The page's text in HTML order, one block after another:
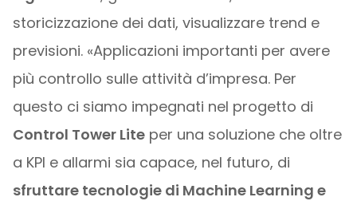
storicizzazione dei dati, visualizzare trend e
previsioni. «Applicazioni importanti per avere
più controllo sulle attività d’impresa. Per
questo ci siamo impegnati nel progetto di
Control Tower Liteper una soluzione che oltre
a KPI e allarmi sia capace, nel futuro, di
sfruttare tecnologie di Machine Learning e